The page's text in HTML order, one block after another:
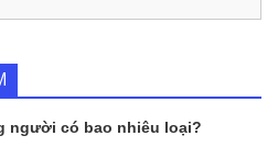
người có bao nhiêu loại?